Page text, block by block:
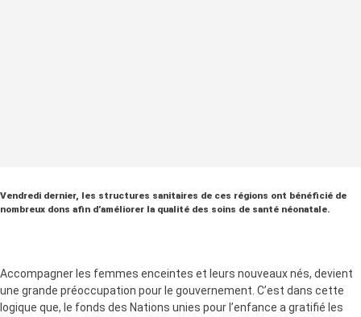
Vendredi dernier, les structures sanitaires de ces régions ont bénéficié de
nombreux dons afin d’améliorer la qualité des soins de santé néonatale.
Accompagner les femmes enceintes et leurs nouveaux nés, devient
une grande préoccupation pour le gouvernement. C’est dans cette
logique que, le fonds des Nations unies pour l’enfance a gratifié les